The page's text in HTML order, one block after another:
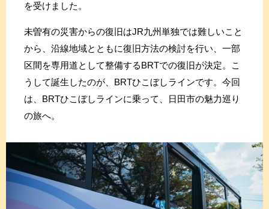
を受けました。
未曽有の災害からの復旧はJR九州単独では難しいこと
から、沿線地域とともに復旧方法の検討を行い、一部
区間を専用道として整備するBRTでの復旧が決定。こ
うして誕生したのが、BRTひこぼしラインです。今回
は、BRTひこぼしラインに乗って、日田市の魅力巡り
の旅へ。